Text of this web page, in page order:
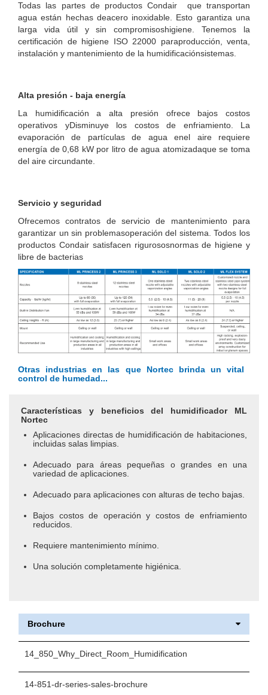
Todas las partes de productos Condair que transportan
agua están hechas deacero inoxidable. Esto garantiza una
larga vida útil y sin compromisoshigiene. Tenemos la
certificación de higiene ISO 22000 paraproducción, venta,
instalación y mantenimiento de la humidificaciónsistemas.
Alta presión - baja energía
La humidificación a alta presión ofrece bajos costos
operativos yDisminuye los costos de enfriamiento. La
evaporación de partículas de agua enel aire requiere
energía de 0,68 kW por litro de agua atomizadaque se toma
del aire circundante.
Servicio y seguridad
Ofrecemos contratos de servicio de mantenimiento para
garantizar un sin problemasoperación del sistema. Todos los
productos Condair satisfacen rigurososnormas de higiene y
libre de bacterias
Otras industrias en las que Nortec brinda un vital
control de humedad...
Características y beneficios del humidificador ML
Nortec
Aplicaciones directas de humidificación de habitaciones,
incluidas salas limpias.
Adecuado para áreas pequeñas o grandes en una
variedad de aplicaciones.
Adecuado para aplicaciones con alturas de techo bajas.
Bajos costos de operación y costos de enfriamiento
reducidos.
Requiere mantenimiento mínimo.
Una solución completamente higiénica.
Brochure
14_850_Why_Direct_Room_Humidification
14-851-dr-series-sales-brochure